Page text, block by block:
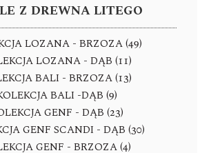
Z DREWNA LITEGO
LOZANA - BRZOZA (49)
LOZANA - DĄB (11)
BALI - BRZOZA (13)
BALI -DĄB (9)
GENF - DĄB (23)
GENF SCANDI - DĄB (30)
GENF - BRZOZA (4)